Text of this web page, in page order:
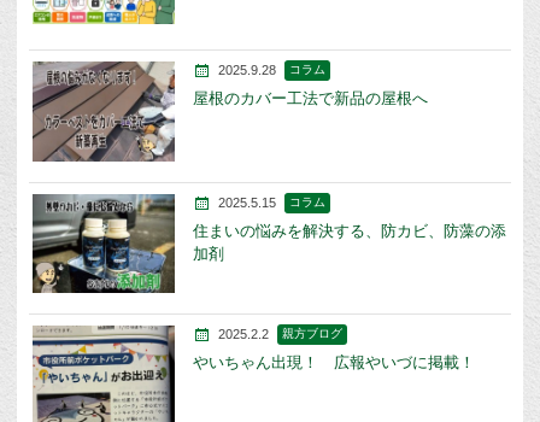
2025.9.28 コラム
屋根のカバー工法で新品の屋根へ
2025.5.15 コラム
住まいの悩みを解決する、防カビ、防藻の添
加剤
2025.2.2 親方ブログ
やいちゃん出現！ 広報やいづに掲載！